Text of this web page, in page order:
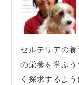
セルテリアの
の栄養を学ぶ
く探求するよ